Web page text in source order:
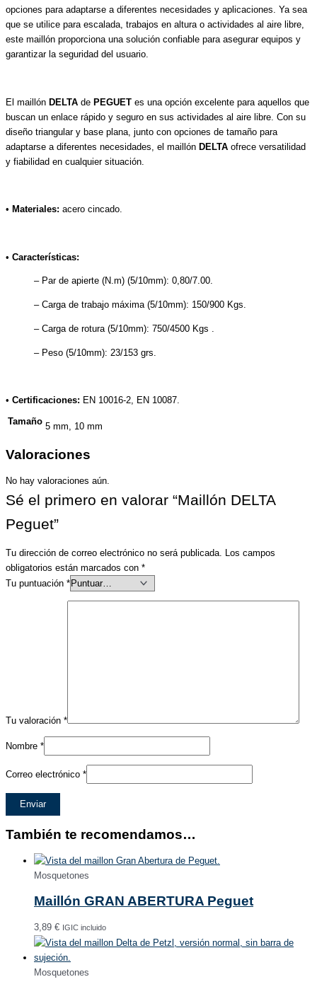
opciones para adaptarse a diferentes necesidades y aplicaciones. Ya sea
que se utilice para escalada, trabajos en altura o actividades al aire libre,
este maillón proporciona una solución confiable para asegurar equipos y
garantizar la seguridad del usuario.
El maillón DELTA de PEGUET es una opción excelente para aquellos que
buscan un enlace rápido y seguro en sus actividades al aire libre. Con su
diseño triangular y base plana, junto con opciones de tamaño para
adaptarse a diferentes necesidades, el maillón DELTA ofrece versatilidad
y fiabilidad en cualquier situación.
• Materiales: acero cincado.
• Características:
– Par de apierte (N.m) (5/10mm): 0,80/7.00.
– Carga de trabajo máxima (5/10mm): 150/900 Kgs.
– Carga de rotura (5/10mm): 750/4500 Kgs .
– Peso (5/10mm): 23/153 grs.
• Certificaciones: EN 10016-2, EN 10087.
Tamaño 5 mm, 10 mm
Valoraciones
No hay valoraciones aún.
Sé el primero en valorar “Maillón DELTA
Peguet”
Tu dirección de correo electrónico no será publicada.
Los campos
obligatorios están marcados con *
Tu puntuación *
Tu valoración *
Nombre *
Correo electrónico *
También te recomendamos…
Mosquetones
Maillón GRAN ABERTURA Peguet
3,89 € IGIC incluido
Mosquetones